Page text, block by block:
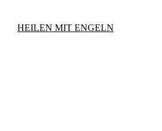
HEILEN MIT ENGELN